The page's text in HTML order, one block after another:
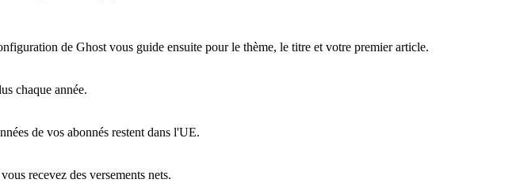
de Ghost vous guide ensuite pour le thème, le titre et votre premier article.
chaque année.
de vos abonnés restent dans l'UE.
recevez des versements nets.